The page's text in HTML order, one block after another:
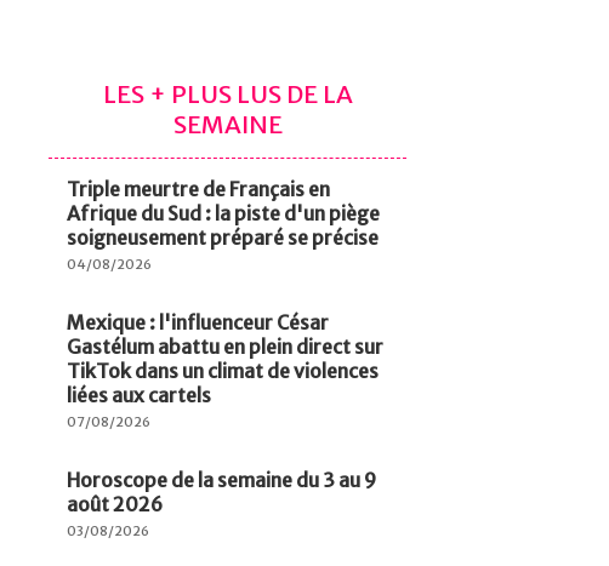
LES + PLUS LUS DE LA
SEMAINE
Triple meurtre de Français en
Afrique du Sud : la piste d'un piège
soigneusement préparé se précise
04/08/2026
Mexique : l'influenceur César
Gastélum abattu en plein direct sur
TikTok dans un climat de violences
liées aux cartels
07/08/2026
Horoscope de la semaine du 3 au 9
août 2026
03/08/2026